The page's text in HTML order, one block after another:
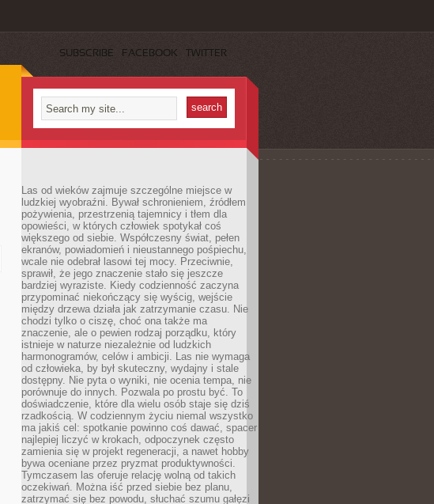
SUBSCRIBE FACEBOOK TWITTER
Las od wieków zajmuje szczególne miejsce w
ludzkiej wyobraźni. Bywał schronieniem, źródłem
pożywienia, przestrzenią tajemnicy i tłem dla
opowieści, w których człowiek spotykał coś
większego od siebie. Współczesny świat, pełen
ekranów, powiadomień i nieustannego pośpiechu,
wcale nie odebrał lasowi tej mocy. Przeciwnie,
sprawił, że jego znaczenie stało się jeszcze
bardziej wyraziste. Kiedy codzienność zaczyna
przypominać niekończący się wyścig, wejście
między drzewa działa jak zatrzymanie czasu. Nie
chodzi tylko o ciszę, choć ona także ma
znaczenie, ale o pewien rodzaj porządku, który
istnieje w naturze niezależnie od ludzkich
harmonogramów, celów i ambicji. Las nie wymaga
od człowieka, by był skuteczny, wydajny i stale
dostępny. Nie pyta o wyniki, nie ocenia tempa, nie
porównuje do innych. Pozwala po prostu być. To
doświadczenie, które dla wielu osób staje się dziś
rzadkością. W codziennym życiu niemal wszystko
ma jakiś cel: spotkanie powinno coś dawać, spacer
najlepiej liczyć w krokach, odpoczynek często
zamienia się w projekt regeneracji, a nawet hobby
bywa oceniane przez pryzmat produktywności.
Tymczasem las oferuje relację wolną od takich
oczekiwań. Można iść przed siebie bez planu,
zatrzymać się bez powodu, słuchać szumu gałęzi